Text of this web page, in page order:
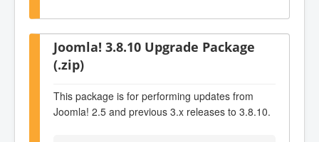
Joomla! 3.8.10 Upgrade Package
(.zip)
This package is for performing updates from
Joomla! 2.5 and previous 3.x releases to 3.8.10.